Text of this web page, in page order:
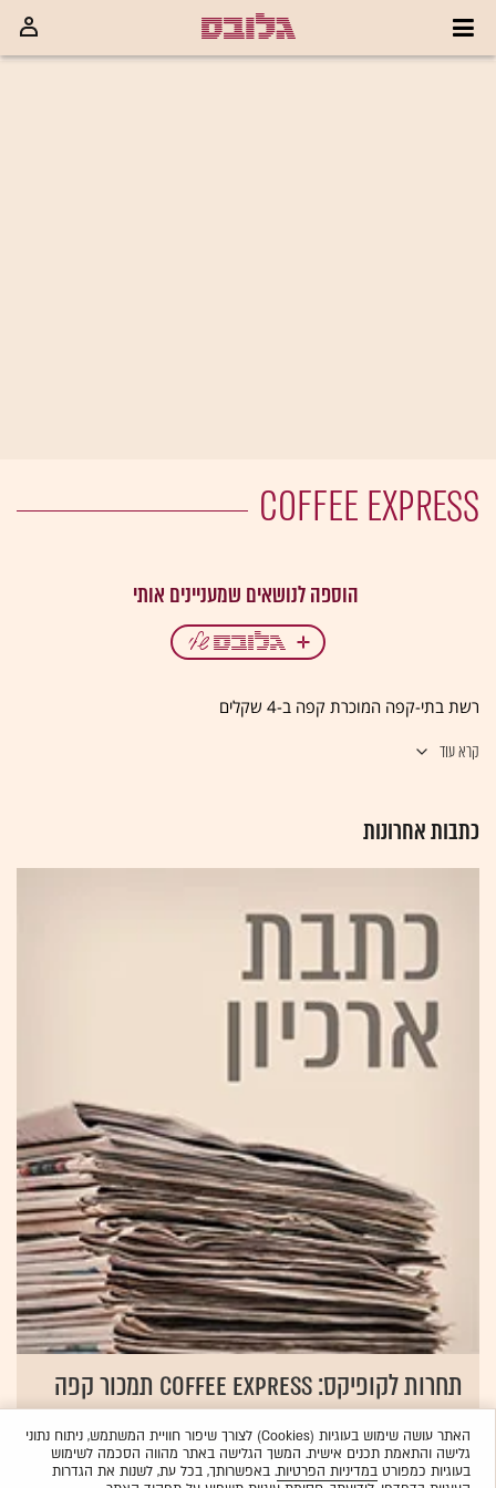
רשת בתי-קפה המוכרת קפה ב-4 שקלים
קרא עוד
כתבות אחרונות
תחרות לקופיקס: COFFEE EXPRESS תמכור קפה
ב-4 שקלים
24.06.2014 אפרת אהרוני‏
האתר עושה שימוש בעוגיות (Cookies) לצורך שיפור חוויית המשתמש, ניתוח נתוני
גלישה והתאמת תכנים אישית. המשך הגלישה באתר מהווה הסכמה לשימוש
בעוגיות כמפורטבמדיניות הפרטיות. באפשרותך, בכל עת, לשנות את הגדרות